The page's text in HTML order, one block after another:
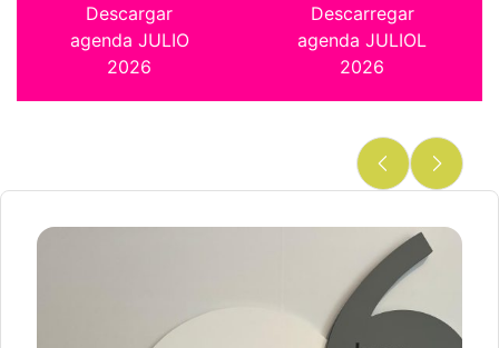
Descargar
agenda JULIO
2026
Descarregar
agenda JULIOL
2026